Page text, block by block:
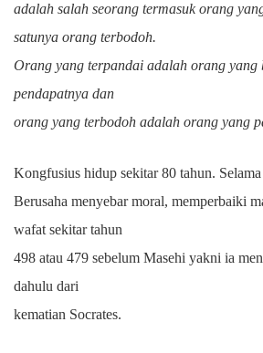
adalah salah seorang termasuk orang
satunya orang terbodoh.
Orang yang terpandai adalah orang yang
pendapatnya dan
orang yang terbodoh adalah orang yang
Kongfusius hidup sekitar 80 tahun.
Berusaha menyebar moral, memperbaiki
wafat sekitar tahun
498 atau 479 sebelum Masehi yakni ia
dahulu dari
kematian Socrates.